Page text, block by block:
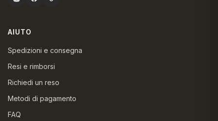
AIUTO
Spedizioni e consegna
Resi e rimborsi
Richiedi un reso
Metodi di pagamento
FAQ